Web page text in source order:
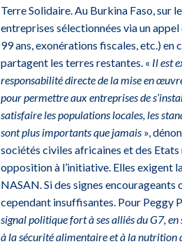
Terre Solidaire. Au Burkina Faso, sur
entreprises sélectionnées via un
99 ans, exonérations fiscales, etc.)
partagent les terres restantes. « Il est
responsabilité directe de la mise en
pour permettre aux entreprises de
satisfaire les populations locales, les
sont plus importants que jamais »,
sociétés civiles africaines et des
opposition à l’initiative. Elles exigent
NASAN. Si des signes
cependant insuffisantes. Pour Peggy
signal politique fort à ses alliés du G7,
à la sécurité alimentaire et à la nutrition